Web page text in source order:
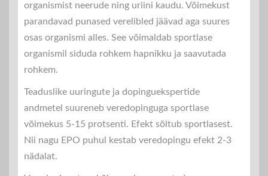
organismist neerude ning uriini kaudu. Võimekust
parandavad punased verelibled jäävad aga suures
osas organismi alles. See võimaldab sportlase
organismil siduda rohkem hapnikku ja saavutada
rohkem.
Teaduslike uuringute ja dopinguekspertide
andmetel suureneb veredopinguga sportlase
võimekus 5-15 protsenti. Efekt sõltub sportlasest.
Nii nagu EPO puhul kestab veredopingu efekt 2-3
nädalat.